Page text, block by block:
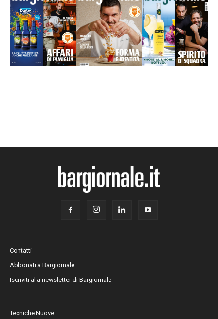
Contatti
Abbonati a Bargiornale
Iscriviti alla newsletter di Bargiornale
Tecniche Nuove